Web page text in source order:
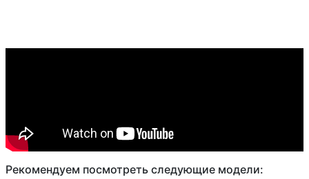
Рекомендуем посмотреть следующие модели: